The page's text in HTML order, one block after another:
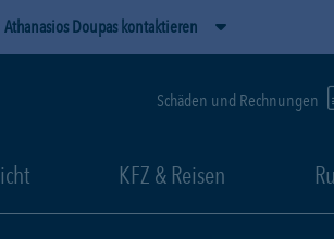
Athanasios Doupas kontaktieren
Schäden und Rechnungen
KFZ & Reisen